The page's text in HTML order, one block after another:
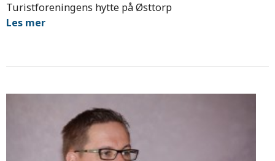
Turistforeningens hytte på Østtorp
Les mer